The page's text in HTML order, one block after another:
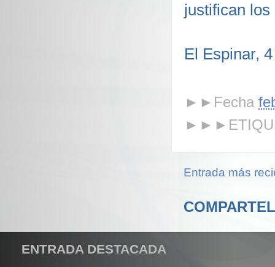
justifican
El Espinar,
►►Fecha
Entrada más
ENTRADA DESTACADA